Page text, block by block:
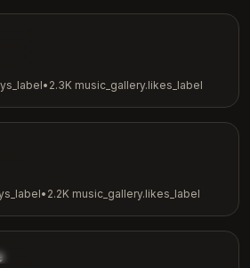
• 2.3K music_gallery.likes_label
• 2.2K music_gallery.likes_label